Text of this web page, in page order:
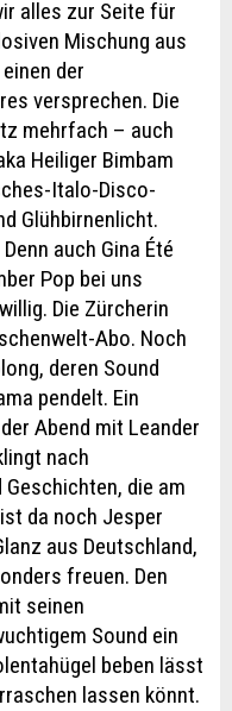
alles zur Seite für
Mischung aus
der
versprechen. Die
mehrfach – auch
Heiliger Bimbam
Italo-Disco-
Glühbirnenlicht.
auch Gina Été
Pop bei uns
Die Zürcherin
Abo. Noch
deren Sound
pendelt. Ein
Abend mit Leander
nach
die am
da noch Jesper
aus Deutschland,
freuen. Den
seinen
Sound ein
beben lässt
lassen könnt.